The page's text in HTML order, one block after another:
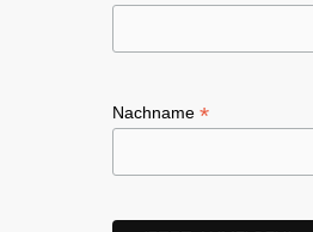
Nachname *